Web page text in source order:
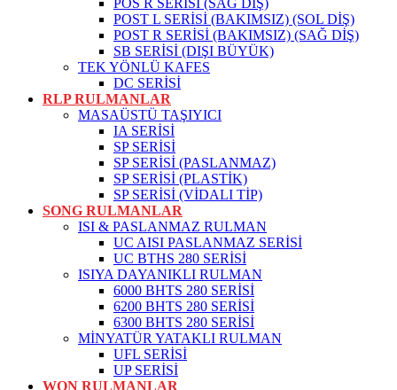
POS R SERİSİ (SAĞ DİŞ)
POST L SERİSİ (BAKIMSIZ) (SOL DİŞ)
POST R SERİSİ (BAKIMSIZ) (SAĞ DİŞ)
SB SERİSİ (DIŞI BÜYÜK)
TEK YÖNLÜ KAFES
DC SERİSİ
RLP RULMANLAR
MASAÜSTÜ TAŞIYICI
IA SERİSİ
SP SERİSİ
SP SERİSİ (PASLANMAZ)
SP SERİSİ (PLASTİK)
SP SERİSİ (VİDALI TİP)
SONG RULMANLAR
ISI & PASLANMAZ RULMAN
UC AISI PASLANMAZ SERİSİ
UC BTHS 280 SERİSİ
ISIYA DAYANIKLI RULMAN
6000 BHTS 280 SERİSİ
6200 BHTS 280 SERİSİ
6300 BHTS 280 SERİSİ
MİNYATÜR YATAKLI RULMAN
UFL SERİSİ
UP SERİSİ
WON RULMANLAR